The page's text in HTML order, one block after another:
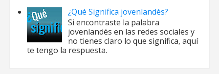
¿Qué Significa jovenlandés?
Si encontraste la palabra
jovenlandés en las redes sociales y
no tienes claro lo que significa, aquí
te tengo la respuesta.